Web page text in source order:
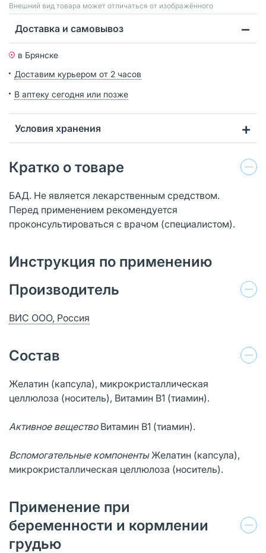
Bнешний вид товара может отличаться от изображённого
Доставка и самовывоз
в Брянске
Доставим курьером от 2 часов
В аптеку сегодня или позже
Условия хранения
Кратко о товаре
БАД. Не является лекарственным средством.
Перед применением рекомендуется
проконсультироваться с врачом (специалистом).
Инструкция по применению
Производитель
ВИС ООО, Россия
Состав
Желатин (капсула), микрокристаллическая
целлюлоза (носитель), Витамин В1 (тиамин).
Активное веществоВитамин В1 (тиамин).
Вспомогательные компонентыЖелатин (капсула),
микрокристаллическая целлюлоза (носитель).
Применение при
беременности и кормлении
грудью